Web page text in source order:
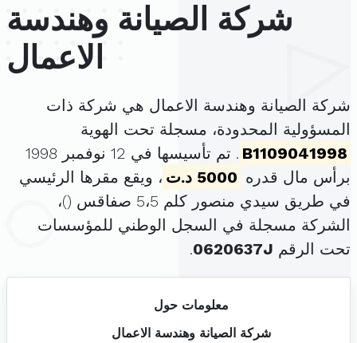
شركة الصيانة وهندسة
الاعمال
شركة الصيانة وهندسة الاعمال هي شركة ذات
المسؤولية المحدودة، مسجلة تحت الهوية
B1109041998
. تم تأسيسها في 12 نوفمبر 1998
برأس مال قدره 5000 د.ت
، ويقع مقرها الرئيسي
في طريق سيدي منصور كلم 5،5 صفاقس (
)،
الشركة مسجلة في السجل الوطني للمؤسسات
تحت الرقم 0620637J
.
معلومات حول
شركة الصيانة وهندسة الاعمال